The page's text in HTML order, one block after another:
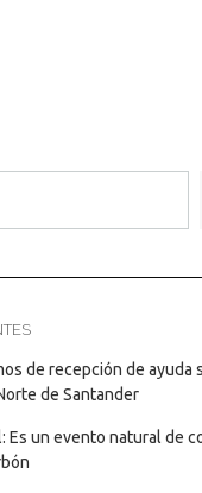
de recepción de ayuda
de Santander
Es un evento natural de